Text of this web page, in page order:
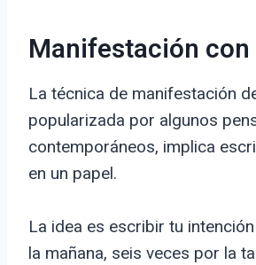
Manifestación con
La técnica de manifestación
popularizada por algunos
contemporáneos, implica
en un papel.
La idea es escribir tu
la mañana, seis veces por la